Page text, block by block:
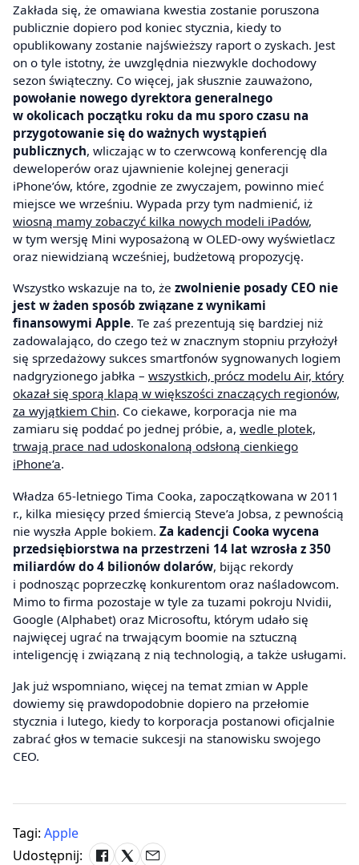
Zakłada się, że omawiana kwestia zostanie poruszona
publicznie dopiero pod koniec stycznia, kiedy to
opublikowany zostanie najświeższy raport o zyskach. Jest
on o tyle istotny, że uwzględnia niezwykle dochodowy
sezon świąteczny. Co więcej, jak słusznie zauważono,
powołanie nowego dyrektora generalnego
w okolicach początku roku da mu sporo czasu na
przygotowanie się do ważnych wystąpień
publicznych, wliczając w to czerwcową konferencję dla
deweloperów oraz ujawnienie kolejnej generacji
iPhone’ów, które, zgodnie ze zwyczajem, powinno mieć
miejsce we wrześniu. Wypada przy tym nadmienić, iż
wiosną mamy zobaczyć kilka nowych modeli iPadów,
w tym wersję Mini wyposażoną w OLED-owy wyświetlacz
oraz niewidzianą wcześniej, budżetową propozycję.
Wszystko wskazuje na to, że zwolnienie posady CEO nie
jest w żaden sposób związane z wynikami
finansowymi Apple. Te zaś prezentują się bardziej niż
zadowalająco, do czego też w znacznym stopniu przyłożył
się sprzedażowy sukces smartfonów sygnowanych logiem
nadgryzionego jabłka – wszystkich, prócz modelu Air, który
okazał się sporą klapą w większości znaczących regionów,
za wyjątkiem Chin. Co ciekawe, korporacja nie ma
zamiaru się poddać po jednej próbie, a, wedle plotek,
trwają prace nad udoskonaloną odsłoną cienkiego
iPhone’a.
Władza 65-letniego Tima Cooka, zapoczątkowana w 2011
r., kilka miesięcy przed śmiercią Steve’a Jobsa, z pewnością
nie wyszła Apple bokiem. Za kadencji Cooka wycena
przedsiębiorstwa na przestrzeni 14 lat wzrosła z 350
miliardów do 4 bilionów dolarów, bijąc rekordy
i podnosząc poprzeczkę konkurentom oraz naśladowcom.
Mimo to firma pozostaje w tyle za tuzami pokroju Nvidii,
Google (Alphabet) oraz Microsoftu, którym udało się
najwięcej ugrać na trwającym boomie na sztuczną
inteligencję i związaną z nią technologią, a także usługami.
Jak już wspomniano, więcej na temat zmian w Apple
dowiemy się prawdopodobnie dopiero na przełomie
stycznia i lutego, kiedy to korporacja postanowi oficjalnie
zabrać głos w temacie sukcesji na stanowisku swojego
CEO.
Tagi: Apple
Udostępnij: